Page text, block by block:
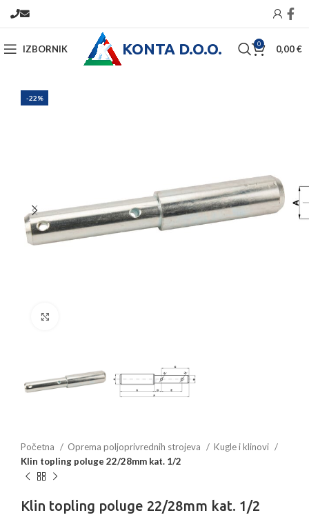
IZBORNIK KONTA D.O.O. 0 0,00€
-22%
Početna Oprema poljoprivrednih strojeva
Kugle i klinovi
Klin topling poluge 22/28mm kat. 1/2
Klin topling poluge 22/28mm kat. 1/2